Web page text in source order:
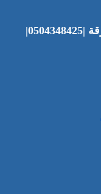
شركة مكافحة حشرات في الشارقة |0504348425|